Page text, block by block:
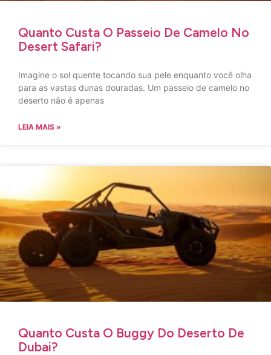
Quanto Custa O Passeio De Camelo No
Desert Safari?
Imagine o sol quente tocando sua pele enquanto você olha
para as vastas dunas douradas. Um passeio de camelo no
deserto não é apenas
LEIA MAIS »
Quanto Custa O Buggy Do Deserto De
Dubai?